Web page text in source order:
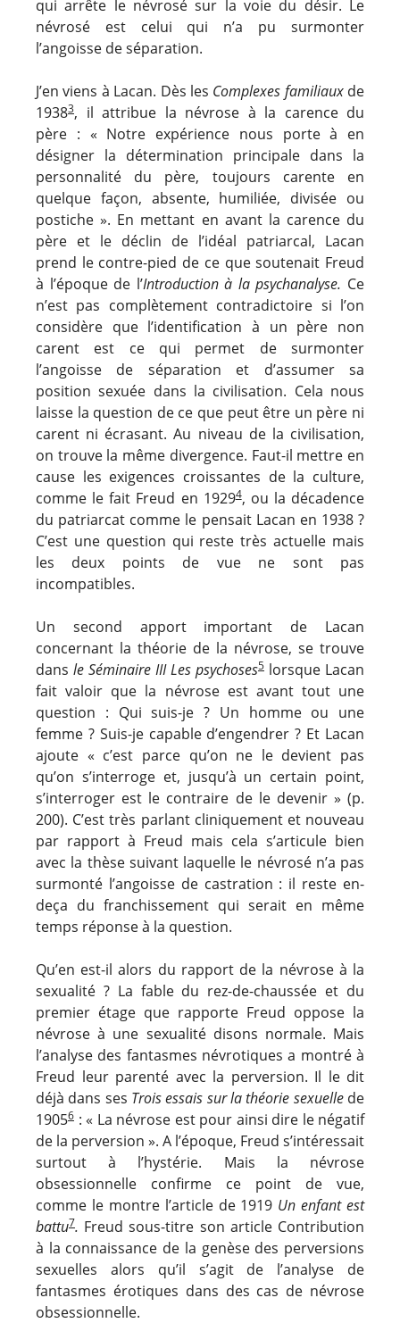
qui arrête le névrosé sur la voie du désir. Le
névrosé est celui qui n’a pu surmonter
l’angoisse de séparation.
J’en viens à Lacan. Dès les Complexes familiauxde
19383, il attribue la névrose à la carence du
père : « Notre expérience nous porte à en
désigner la détermination principale dans la
personnalité du père, toujours carente en
quelque façon, absente, humiliée, divisée ou
postiche ». En mettant en avant la carence du
père et le déclin de l’idéal patriarcal, Lacan
prend le contre-pied de ce que soutenait Freud
à l’époque de l’Introduction à la psychanalyse. Ce
n’est pas complètement contradictoire si l’on
considère que l’identification à un père non
carent est ce qui permet de surmonter
l’angoisse de séparation et d’assumer sa
position sexuée dans la civilisation. Cela nous
laisse la question de ce que peut être un père ni
carent ni écrasant. Au niveau de la civilisation,
on trouve la même divergence. Faut-il mettre en
cause les exigences croissantes de la culture,
comme le fait Freud en 19294, ou la décadence
du patriarcat comme le pensait Lacan en 1938 ?
C’est une question qui reste très actuelle mais
les deux points de vue ne sont pas
incompatibles.
Un second apport important de Lacan
concernant la théorie de la névrose, se trouve
dans le Séminaire III Les psychoses5 lorsque Lacan
fait valoir que la névrose est avant tout une
question : Qui suis-je ? Un homme ou une
femme ? Suis-je capable d’engendrer ? Et Lacan
ajoute « c’est parce qu’on ne le devient pas
qu’on s’interroge et, jusqu’à un certain point,
s’interroger est le contraire de le devenir » (p.
200). C’est très parlant cliniquement et nouveau
par rapport à Freud mais cela s’articule bien
avec la thèse suivant laquelle le névrosé n’a pas
surmonté l’angoisse de castration : il reste en-
deça du franchissement qui serait en même
temps réponse à la question.
Qu’en est-il alors du rapport de la névrose à la
sexualité ? La fable du rez-de-chaussée et du
premier étage que rapporte Freud oppose la
névrose à une sexualité disons normale. Mais
l’analyse des fantasmes névrotiques a montré à
Freud leur parenté avec la perversion. Il le dit
déjà dans ses Trois essais sur la théorie sexuelle de
19056 : « La névrose est pour ainsi dire le négatif
de la perversion ». A l’époque, Freud s’intéressait
surtout à l’hystérie. Mais la névrose
obsessionnelle confirme ce point de vue,
comme le montre l’article de 1919 Un enfant est
battu7. Freud sous-titre son article Contribution
à la connaissance de la genèse des perversions
sexuelles
alors qu’il s’agit de l’analyse de
fantasmes érotiques dans des cas de névrose
obsessionnelle.